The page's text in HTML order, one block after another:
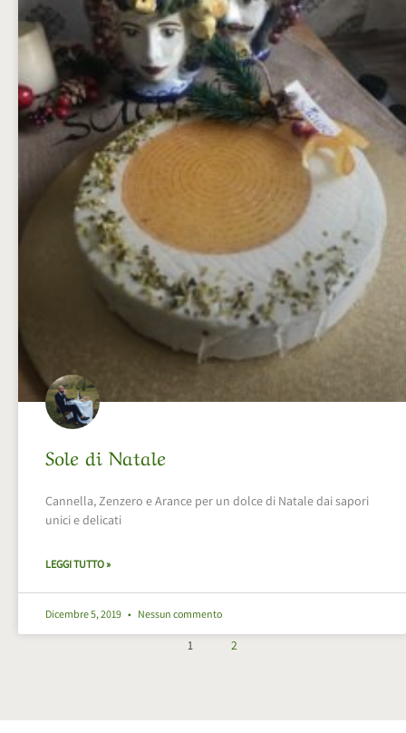
Sole di Natale
Cannella, Zenzero e Arance per un dolce di Natale dai sapori
unici e delicati
LEGGI TUTTO »
Dicembre 5, 2019 Nessun commento
1 2